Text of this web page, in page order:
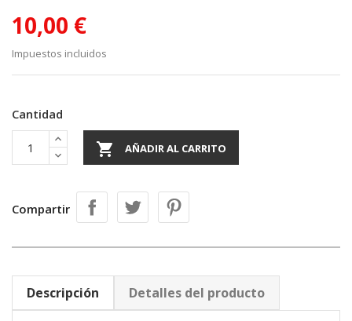
10,00 €
Impuestos incluidos
Cantidad
 AÑADIR AL CARRITO
Compartir
Descripción Detalles del producto